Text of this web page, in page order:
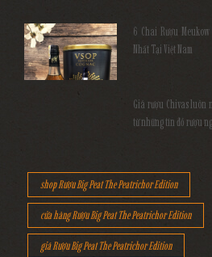
6 Chai Rượu
Nhất Tại Việt Nam
Giá rượu Chivas luôn
từ những tín đồ rượu
shop Rượu Big Peat The Peatrichor Edition
cửa hàng Rượu Big Peat The Peatrichor Edition
giá Rượu Big Peat The Peatrichor Edition